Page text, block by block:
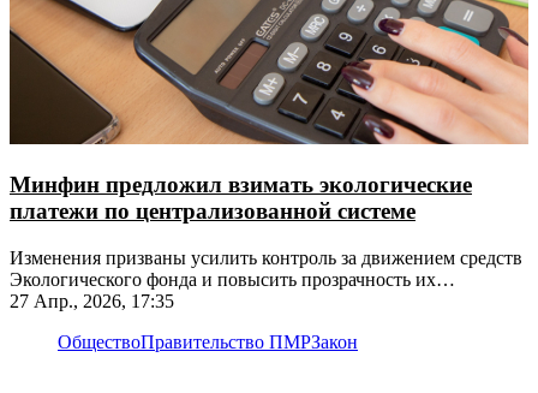
Минфин предложил взимать экологические
платежи по централизованной системе
Изменения призваны усилить контроль за движением средств
Экологического фонда и повысить прозрачность их
использования
27 Апр., 2026, 17:35
ОбществоПравительство ПМРЗакон